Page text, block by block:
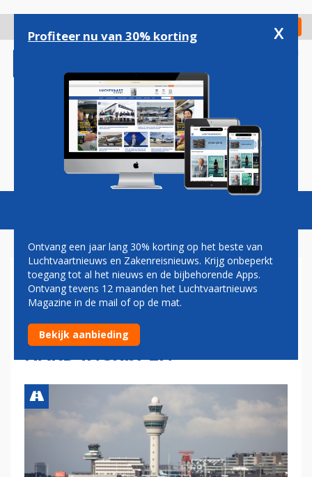
gaan
Check in
Magazine Podcasts Vacatures
LUCHTVAART IN BEROEP
TEGEN 'ILLEGAAL' KRIMP-
LVB: 'OOK BRUSSEL GAAT
HARD INGRIJPEN'
Profiteer nu van 30% korting x
Ontvang een jaar lang 30% korting op het beste van
Luchtvaartnieuws en Zakenreisnieuws. Krijg onbeperkt
toegang tot al het nieuws en de bijbehorende Apps.
Ontvang tevens 12 maanden het Luchtvaartnieuws
Magazine in de mail of op de mat.
Bekijk aanbieding